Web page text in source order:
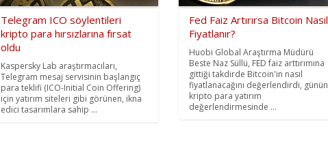
Telegram ICO söylentileri
kripto para hırsızlarına fırsat
oldu
Kaspersky Lab araştırmacıları,
Telegram mesaj servisinin başlangıç
para teklifi (ICO-Initial Coin Offering)
için yatırım siteleri gibi görünen, ikna
edici tasarımlara sahip ...
Fed Faiz Artırırsa Bitcoin Nasıl
Fiyatlanır?
Huobi Global Araştırma Müdürü
Beste Naz Süllü, FED faiz arttırımına
gittiği takdirde Bitcoin'in nasıl
fiyatlanacağını değerlendirdi, günün
kripto para yatırım
değerlendirmesinde ...